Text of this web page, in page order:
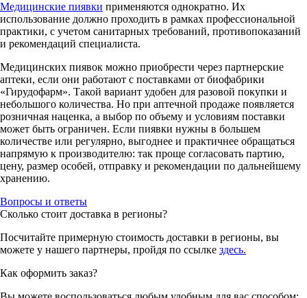
Медицинские пиявки применяются однократно. Их
использование должно проходить в рамках профессиональной
практики, с учетом санитарных требований, противопоказаний
и рекомендаций специалиста.
Медицинских пиявок можно приобрести через партнерские
аптеки, если они работают с поставками от биофабрики
«Гирудофарм». Такой вариант удобен для разовой покупки и
небольшого количества. Но при аптечной продаже появляется
розничная наценка, а выбор по объему и условиям поставки
может быть ограничен. Если пиявки нужны в большем
количестве или регулярно, выгоднее и практичнее обращаться
напрямую к производителю: так проще согласовать партию,
цену, размер особей, отправку и рекомендации по дальнейшему
хранению.
Вопросы и ответы
Сколько стоит доставка в регионы?
Посчитайте примерную стоимость доставки в регионы, вы
можете у нашего партнеры, пройдя по ссылке здесь.
Как оформить заказ?